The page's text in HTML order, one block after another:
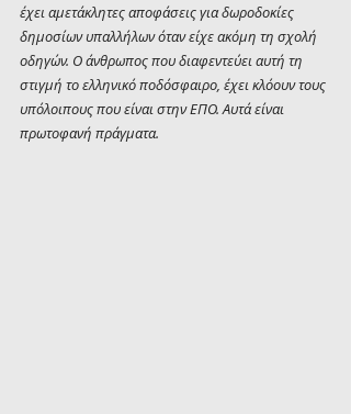
έχει αμετάκλητες αποφάσεις για δωροδοκίες
δημοσίων υπαλλήλων όταν είχε ακόμη τη σχολή
οδηγών. Ο άνθρωπος που διαφεντεύει αυτή τη
στιγμή το ελληνικό ποδόσφαιρο, έχει κλόουν τους
υπόλοιπους που είναι στην ΕΠΟ. Αυτά είναι
πρωτοφανή πράγματα.